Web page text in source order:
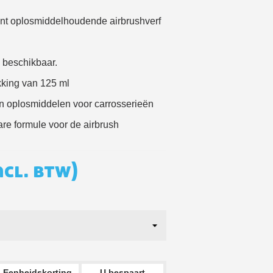
eerste bestelling
voor elke verwijzing
aankoopwaarde van 30€.
minder dan 1 minuut
shopping vouchers
binnen 14 dagen
€5 korting
oplosmiddelhoudende airbrushverf
van 125 ml
oplosmiddelen voor carrosserieën
formule voor de airbrush
btw)